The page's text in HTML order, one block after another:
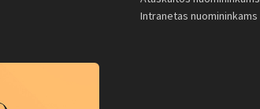
Intranetas nuomininkams